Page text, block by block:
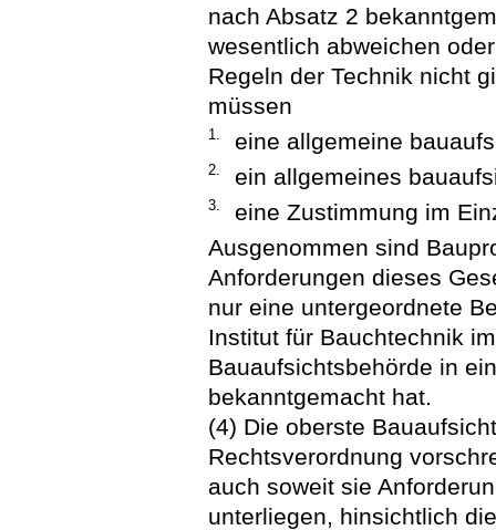
nach Absatz 2
wesentlich abweichen
Regeln der Technik nicht
müssen
1. eine allgemeine
2. ein allgemeines
3.
eine Zustimmung im
Ausgenommen sind
Anforderungen dieses
nur eine untergeordnete
Institut für Bauchtechnik
Bauaufsichtsbehörde in
bekanntgemacht hat.
(4) Die oberste
Rechtsverordnung
auch soweit sie
unterliegen, hinsichtlich